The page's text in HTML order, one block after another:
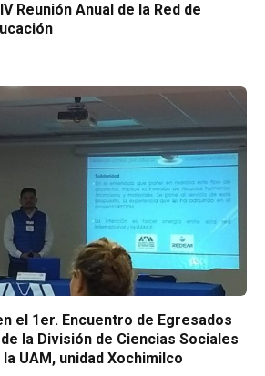
Reunión Anual de la Red de
el 1er. Encuentro de Egresados
la División de Ciencias Sociales
UAM, unidad Xochimilco